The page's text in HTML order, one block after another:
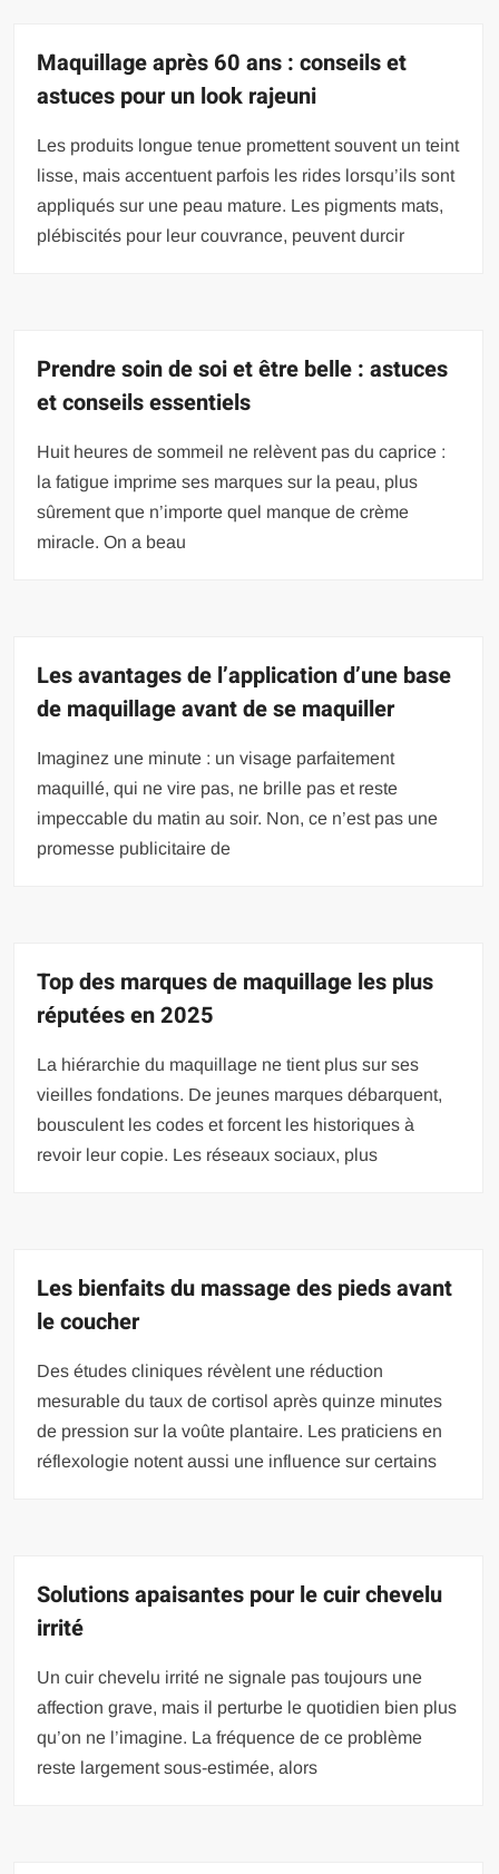
Maquillage après 60 ans : conseils et
astuces pour un look rajeuni
Les produits longue tenue promettent souvent un teint
lisse, mais accentuent parfois les rides lorsqu’ils sont
appliqués sur une peau mature. Les pigments mats,
plébiscités pour leur couvrance, peuvent durcir
Prendre soin de soi et être belle : astuces
et conseils essentiels
Huit heures de sommeil ne relèvent pas du caprice :
la fatigue imprime ses marques sur la peau, plus
sûrement que n’importe quel manque de crème
miracle. On a beau
Les avantages de l’application d’une base
de maquillage avant de se maquiller
Imaginez une minute : un visage parfaitement
maquillé, qui ne vire pas, ne brille pas et reste
impeccable du matin au soir. Non, ce n’est pas une
promesse publicitaire de
Top des marques de maquillage les plus
réputées en 2025
La hiérarchie du maquillage ne tient plus sur ses
vieilles fondations. De jeunes marques débarquent,
bousculent les codes et forcent les historiques à
revoir leur copie. Les réseaux sociaux, plus
Les bienfaits du massage des pieds avant
le coucher
Des études cliniques révèlent une réduction
mesurable du taux de cortisol après quinze minutes
de pression sur la voûte plantaire. Les praticiens en
réflexologie notent aussi une influence sur certains
Solutions apaisantes pour le cuir chevelu
irrité
Un cuir chevelu irrité ne signale pas toujours une
affection grave, mais il perturbe le quotidien bien plus
qu’on ne l’imagine. La fréquence de ce problème
reste largement sous-estimée, alors